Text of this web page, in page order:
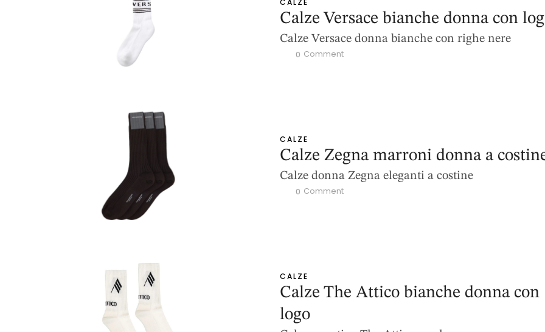
CALZE
Calze Versace bianche donna con
Calze Versace donna bianche con righe nere
0 Comment
CALZE
Calze Zegna marroni donna a
Calze donna Zegna eleganti a costine
0 Comment
CALZE
Calze The Attico bianche donna con
logo